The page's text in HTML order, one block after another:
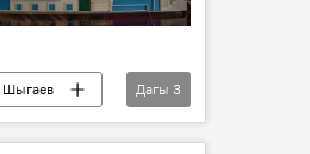
Шыгаев
Дагы 3